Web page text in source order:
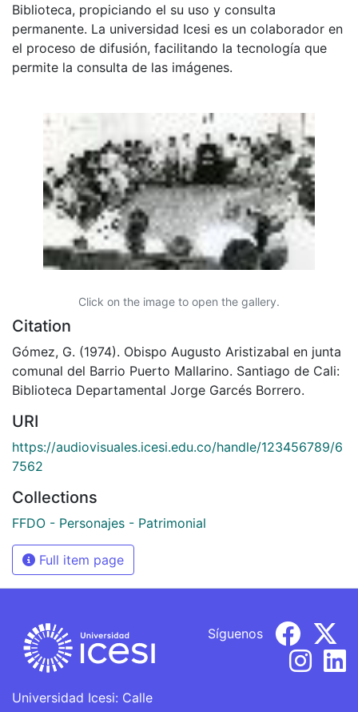
Biblioteca, propiciando el su uso y consulta
permanente. La universidad Icesi es un colaborador en
el proceso de difusión, facilitando la tecnología que
permite la consulta de las imágenes.
Click on the image to open the gallery.
Citation
Gómez, G. (1974). Obispo Augusto Aristizabal en junta
comunal del Barrio Puerto Mallarino. Santiago de Cali:
Biblioteca Departamental Jorge Garcés Borrero.
URI
https://audiovisuales.icesi.edu.co/handle/123456789/6
7562
Collections
FFDO - Personajes - Patrimonial
Full item page
Universidad Icesi: Calle
Síguenos